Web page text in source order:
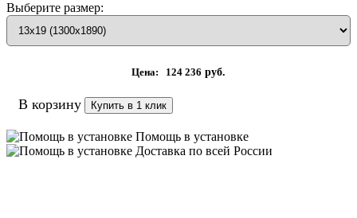
Выберите размер:
Цена: 124 236 руб.
В корзину Купить в 1 клик
Помощь в установке
Доставка по всей России